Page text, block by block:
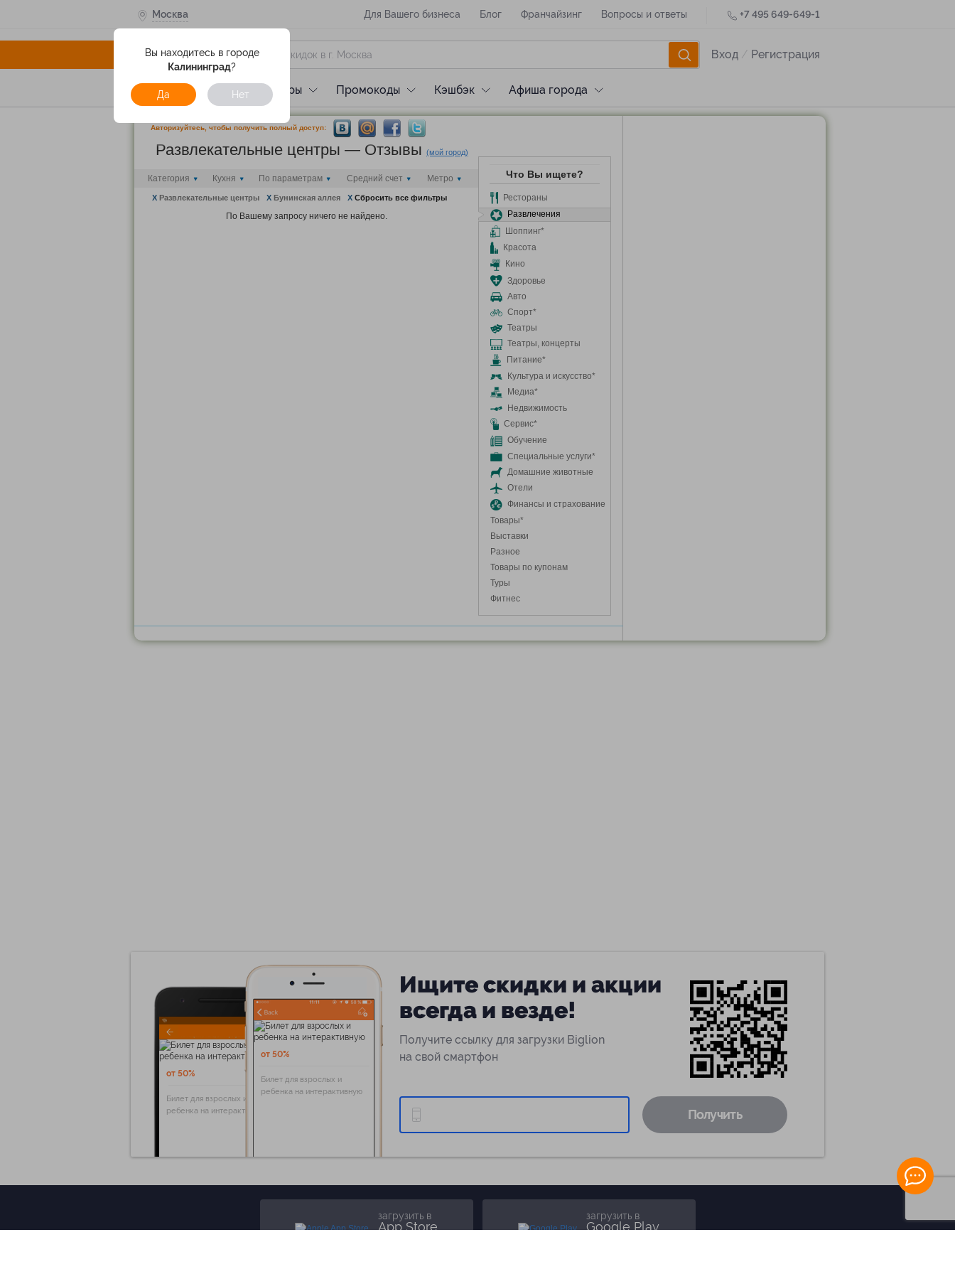
Москва Для Вашего бизнеса Блог Франчайзинг Вопросы и ответы +7 495 649-649-1
Вход / Регистрация
Вы находитесь в городе
Калининград?
Да Нет
Услуги Отели Туры Промокоды Кэшбэк Афиша города
Авторизуйтесь, чтобы получить полный доступ:
Развлекательные центры — Отзывы (мой город)
Категория Кухня По параметрам Средний счет Метро
X Развлекательные центры X Бунинская аллея X Сбросить все фильтры
По Вашему запросу ничего не найдено.
Что Вы ищете?
Рестораны
Развлечения
Шоппинг*
Красота
Кино
Здоровье
Авто
Спорт*
Театры
Театры, концерты
Питание*
Культура и искусство*
Медиа*
Недвижимость
Сервис*
Обучение
Специальные услуги*
Домашние животные
Отели
Финансы и страхование
Товары*
Выставки
Разное
Товары по купонам
Туры
Фитнес
от 50%
Билет для взрослых и
ребенка на интерактивную
от 50%
Билет для взрослых и
ребенка на интерактивную
Ищите скидки и акции
всегда и везде!
Получите ссылку для загрузки Biglion
на свой смартфон
Получить
загрузить в
App Store
загрузить в
Google Play